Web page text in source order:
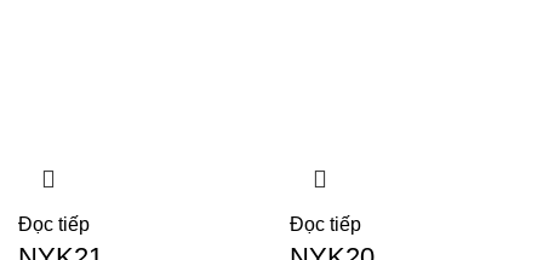
Đọc tiếp Đọc tiếp